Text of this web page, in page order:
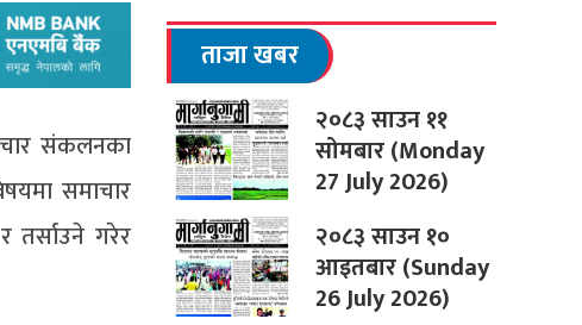
संकलनका
समाचार
तर्साउने गरेर
ताजा खबर
२०८३ साउन ११
सोमबार (Monday
27 July 2026)
२०८३ साउन १०
आइतबार (Sunday
26 July 2026)